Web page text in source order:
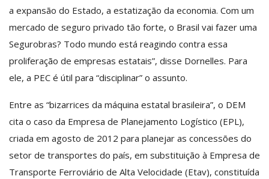
a expansão do Estado, a estatização da economia. Com um
mercado de seguro privado tão forte, o Brasil vai fazer uma
Segurobras? Todo mundo está reagindo contra essa
proliferação de empresas estatais”, disse Dornelles. Para
ele, a PEC é útil para “disciplinar” o assunto.
Entre as “bizarrices da máquina estatal brasileira”, o DEM
cita o caso da Empresa de Planejamento Logístico (EPL),
criada em agosto de 2012 para planejar as concessões do
setor de transportes do país, em substituição à Empresa de
Transporte Ferroviário de Alta Velocidade (Etav), constituída